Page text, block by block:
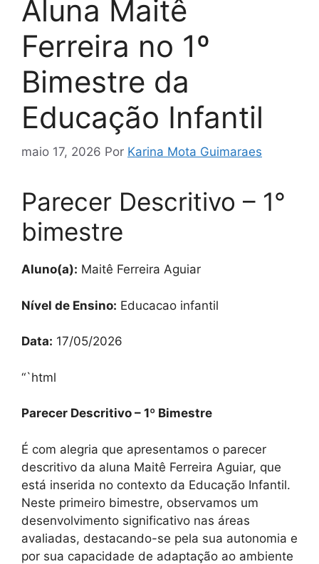
Aluna Maitê
Ferreira no 1º
Bimestre da
Educação Infantil
maio 17, 2026 Por Karina Mota Guimaraes
Parecer Descritivo – 1°
bimestre
Aluno(a): Maitê Ferreira Aguiar
Nível de Ensino: Educacao infantil
Data: 17/05/2026
“`html
Parecer Descritivo – 1º Bimestre
É com alegria que apresentamos o parecer
descritivo da aluna Maitê Ferreira Aguiar, que
está inserida no contexto da Educação Infantil.
Neste primeiro bimestre, observamos um
desenvolvimento significativo nas áreas
avaliadas, destacando-se pela sua autonomia e
por sua capacidade de adaptação ao ambiente